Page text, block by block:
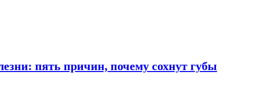
пять причин, почему сохнут губы